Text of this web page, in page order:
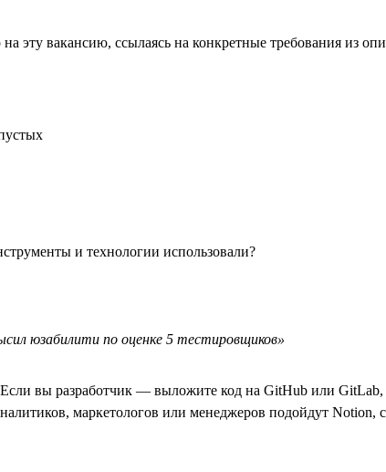
эту вакансию, ссылаясь на конкретные требования из
и технологии использовали?
юзабилити по оценке 5 тестировщиков»
вы разработчик — выложите код на GitHub или
маркетологов или менеджеров подойдут Notion,